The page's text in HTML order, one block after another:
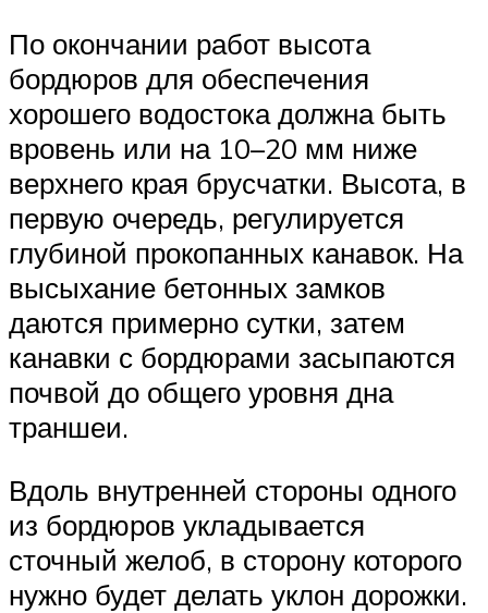
По окончании работ высота
бордюров для обеспечения
хорошего водостока должна быть
вровень или на 10–20 мм ниже
верхнего края брусчатки. Высота, в
первую очередь, регулируется
глубиной прокопанных канавок. На
высыхание бетонных замков
даются примерно сутки, затем
канавки с бордюрами засыпаются
почвой до общего уровня дна
траншеи.
Вдоль внутренней стороны одного
из бордюров укладывается
сточный желоб, в сторону которого
нужно будет делать уклон дорожки.